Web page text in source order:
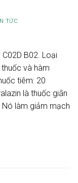
TỨC
C02D B02. Loại
và hàm
tiêm: 20
là thuốc giãn
làm giảm mạch